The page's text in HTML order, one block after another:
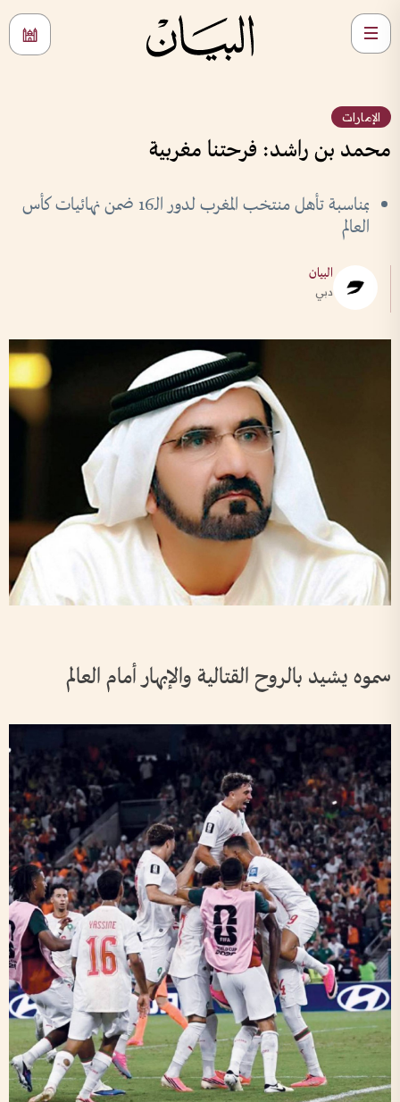
الإمارات
محمد بن راشد: فرحتنا مغربية
بمناسبة تأهل منتخب المغرب لدور الـ16 ضمن نهائيات كأس
العالم
البيان
دبي
سموه يشيد بالروح القتالية والإبهار أمام العالم